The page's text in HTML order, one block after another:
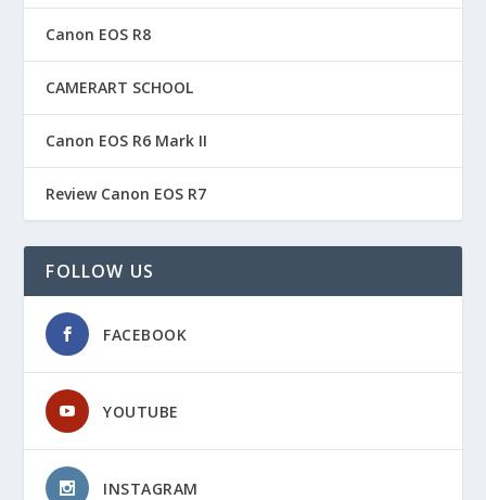
Canon EOS R8
CAMERART SCHOOL
Canon EOS R6 Mark II
Review Canon EOS R7
FOLLOW US
FACEBOOK
YOUTUBE
INSTAGRAM